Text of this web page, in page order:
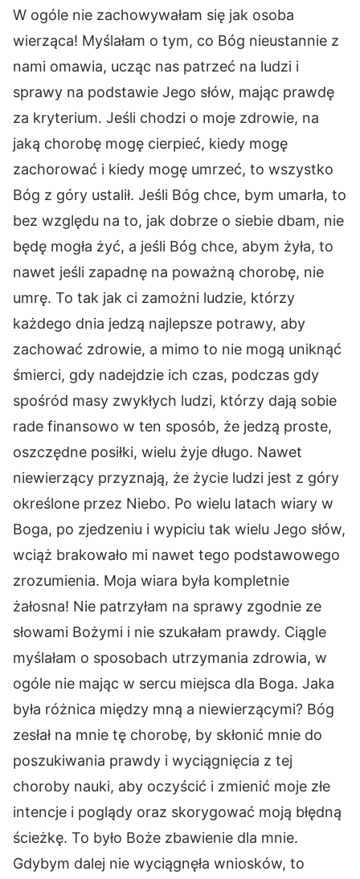
W ogóle nie zachowywałam się jak osoba
wierząca! Myślałam o tym, co Bóg nieustannie z
nami omawia, ucząc nas patrzeć na ludzi i
sprawy na podstawie Jego słów, mając prawdę
za kryterium. Jeśli chodzi o moje zdrowie, na
jaką chorobę mogę cierpieć, kiedy mogę
zachorować i kiedy mogę umrzeć, to wszystko
Bóg z góry ustalił. Jeśli Bóg chce, bym umarła, to
bez względu na to, jak dobrze o siebie dbam, nie
będę mogła żyć, a jeśli Bóg chce, abym żyła, to
nawet jeśli zapadnę na poważną chorobę, nie
umrę. To tak jak ci zamożni ludzie, którzy
każdego dnia jedzą najlepsze potrawy, aby
zachować zdrowie, a mimo to nie mogą uniknąć
śmierci, gdy nadejdzie ich czas, podczas gdy
spośród masy zwykłych ludzi, którzy dają sobie
rade finansowo w ten sposób, że jedzą proste,
oszczędne posiłki, wielu żyje długo. Nawet
niewierzący przyznają, że życie ludzi jest z góry
określone przez Niebo. Po wielu latach wiary w
Boga, po zjedzeniu i wypiciu tak wielu Jego słów,
wciąż brakowało mi nawet tego podstawowego
zrozumienia. Moja wiara była kompletnie
żałosna! Nie patrzyłam na sprawy zgodnie ze
słowami Bożymi i nie szukałam prawdy. Ciągle
myślałam o sposobach utrzymania zdrowia, w
ogóle nie mając w sercu miejsca dla Boga. Jaka
była różnica między mną a niewierzącymi? Bóg
zesłał na mnie tę chorobę, by skłonić mnie do
poszukiwania prawdy i wyciągnięcia z tej
choroby nauki, aby oczyścić i zmienić moje złe
intencje i poglądy oraz skorygować moją błędną
ścieżkę. To było Boże zbawienie dla mnie.
Gdybym dalej nie wyciągnęła wniosków, to